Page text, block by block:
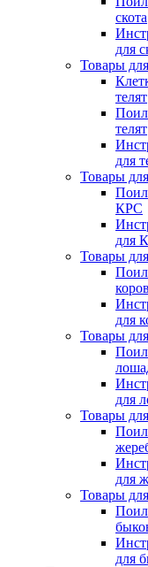
скота
для
Товары
телят
телят
для
Товары
КРС
для
Товары
коров
для
Товары
для
Товары
для
Товары
для